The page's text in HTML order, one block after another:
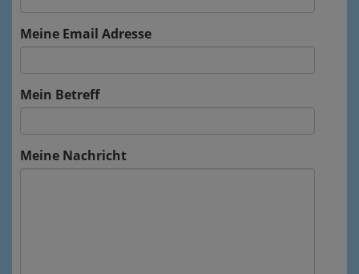
Meine Email Adresse
Mein Betreff
Meine Nachricht